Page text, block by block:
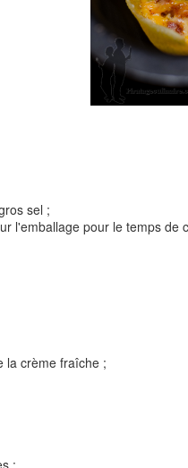
sel ;
l'emballage pour le temps de
la crème fraîche ;
:
Tarte à la
noisettes